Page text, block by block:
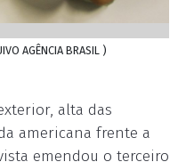
AGÊNCIA BRASIL )
alta das
americana frente a
emendou o terceiro